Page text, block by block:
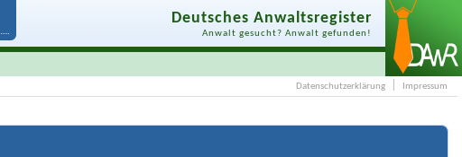
Deutsches Anwaltsregister
Anwalt gesucht? Anwalt gefunden!
Datenschutzerklärung Impressum